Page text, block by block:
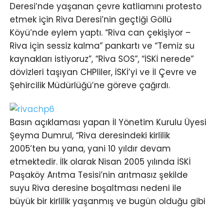
Deresi’nde yaşanan çevre katliamını protesto
etmek için Riva Deresi’nin geçtiği Göllü
Köyü’nde eylem yaptı. “Riva can çekişiyor –
Riva için sessiz kalma” pankartı ve “Temiz su
kaynakları istiyoruz”, “Riva SOS”, “İSKİ nerede”
dövizleri taşıyan CHPliler, İSKİ’yi ve İl Çevre ve
Şehircilik Müdürlüğü’ne göreve çağırdı.
Basın açıklaması yapan İl Yönetim Kurulu Üyesi
Şeyma Dumrul, “Riva deresindeki kirlilik
2005’ten bu yana, yani 10 yıldır devam
etmektedir. İlk olarak Nisan 2005 yılında İSKİ
Paşaköy Arıtma Tesisi’nin arıtmasız şekilde
suyu Riva deresine boşaltması nedeni ile
büyük bir kirlilik yaşanmış ve bugün olduğu gibi